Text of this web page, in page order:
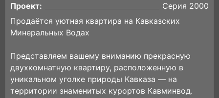
Проект:
Серия 2000
Продаётся уютная квартира на Кавказских
Минеральных Водах
Представляем вашему вниманию прекрасную
двухкомнатную квартиру, расположенную в
уникальном уголке природы Кавказа — на
территории знаменитых курортов Кавминвод.